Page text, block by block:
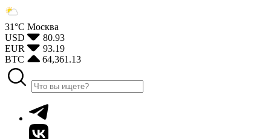
31°С Москва
USD
80.93
EUR
93.19
BTC
64,361.13